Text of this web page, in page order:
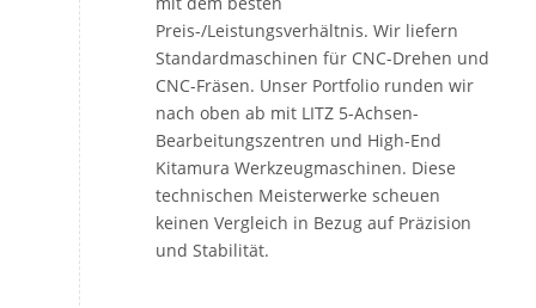
Preis-/Leistungsverhältnis. Wir liefern
Standardmaschinen für CNC-Drehen und
CNC-Fräsen. Unser Portfolio runden wir
nach oben ab mit LITZ 5-Achsen-
Bearbeitungszentren und High-End
Kitamura Werkzeugmaschinen. Diese
technischen Meisterwerke scheuen
keinen Vergleich in Bezug auf Präzision
und Stabilität.